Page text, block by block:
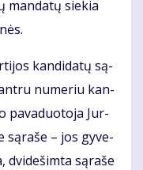
man­da­tų sie­kia
kan­di­da­tų są­
nu­me­riu kan­
pa­va­duo­to­ja Jur­
są­ra­še – jos gy­ve­
dvi­de­šim­ta są­ra­še